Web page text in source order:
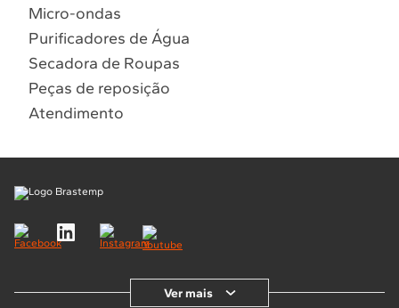
Micro-ondas
Purificadores de Água
Secadora de Roupas
Peças de reposição
Atendimento
Ver mais